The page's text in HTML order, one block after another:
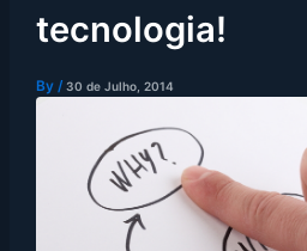
tecnologia!
By/30 de Julho, 2014